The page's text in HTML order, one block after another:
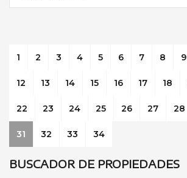
1 2 3 4 5 6 7 8 9
12 13 14 15 16 17 18
22 23 24 25 26 27 28
31 32 33 34
BUSCADOR DE PROPIEDADES